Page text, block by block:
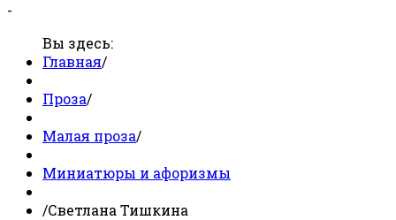
-
Вы здесь:
Главная/
Проза/
Малая проза/
Миниатюры и афоризмы
/Светлана Тишкина